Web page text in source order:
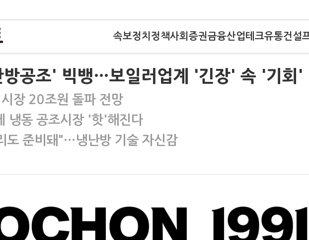
속보정치 정책사회 증권금융산업테크유통건설
방공조' 빅뱅…보일러업계 '긴장' 속 '기회'
장 20조원 돌파 전망
냉동 공조시장 '핫'해진다
도 준비돼"…냉난방 기술 자신감